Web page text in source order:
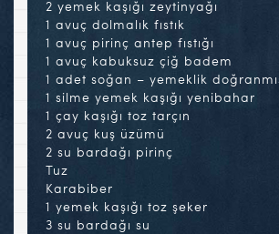
2 yemek kaşığı zeytinyağı
1 avuç dolmalık fıstık
1 avuç pirinç antep fıstığı
1 avuç kabuksuz çiğ badem
1 adet soğan – yemeklik
1 silme yemek kaşığı yenibahar
1 çay kaşığı toz tarçın
2 avuç kuş üzümü
2 su bardağı pirinç
Tuz
Karabiber
1 yemek kaşığı toz şeker
3 su bardağı su